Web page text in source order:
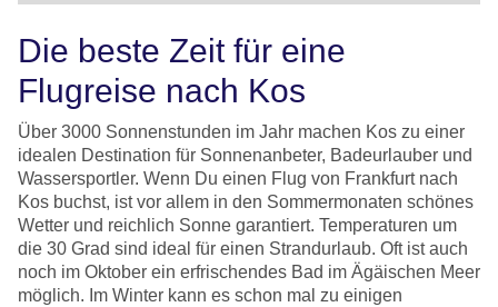
Die beste Zeit für eine
Flugreise nach Kos
Über 3000 Sonnenstunden im Jahr machen Kos zu einer
idealen Destination für Sonnenanbeter, Badeurlauber und
Wassersportler. Wenn Du einen Flug von Frankfurt nach
Kos buchst, ist vor allem in den Sommermonaten schönes
Wetter und reichlich Sonne garantiert. Temperaturen um
die 30 Grad sind ideal für einen Strandurlaub. Oft ist auch
noch im Oktober ein erfrischendes Bad im Ägäischen Meer
möglich. Im Winter kann es schon mal zu einigen